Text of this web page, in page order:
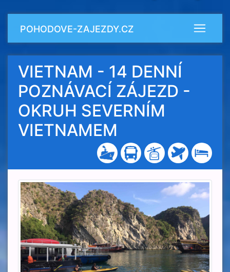
POHODOVE-ZAJEZDY.CZ
VIETNAM - 14 DENNÍ
POZNÁVACÍ ZÁJEZD -
OKRUH SEVERNÍM
VIETNAMEM